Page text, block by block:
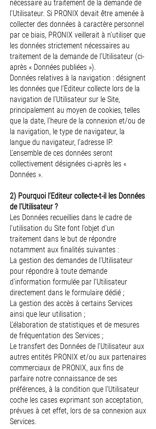
nécessaire au traitement de la demande de
l’Utilisateur. Si PRONIX devait être amenée à
collecter des données à caractère personnel
par ce biais, PRONIX veillerait à n’utiliser que
les données strictement nécessaires au
traitement de la demande de l’Utilisateur (ci-
après « Données publiées »).
Données relatives à la navigation : désignent
les données que l’Editeur collecte lors de la
navigation de l’Utilisateur sur le Site,
principalement au moyen de cookies, telles
que la date, l’heure de la connexion et/ou de
la navigation, le type de navigateur, la
langue du navigateur, l’adresse IP.
L’ensemble de ces données seront
collectivement désignées ci-après les «
Données ».
2) Pourquoi l’Editeur collecte-t-il les Données
de l’Utilisateur ?
Les Données recueillies dans le cadre de
l’utilisation du Site font l’objet d’un
traitement dans le but de répondre
notamment aux finalités suivantes :
La gestion des demandes de l’Utilisateur
pour répondre à toute demande
d’information formulée par l’Utilisateur
directement dans le formulaire dédié ;
La gestion des accès à certains Services
ainsi que leur utilisation ;
L’élaboration de statistiques et de mesures
de fréquentation des Services ;
Le transfert des Données de l’Utilisateur aux
autres entités PRONIX et/ou aux partenaires
commerciaux de PRONIX, aux fins de
parfaire notre connaissance de ses
préférences, à la condition que l’Utilisateur
coche les cases exprimant son acceptation,
prévues à cet effet, lors de sa connexion aux
Services.